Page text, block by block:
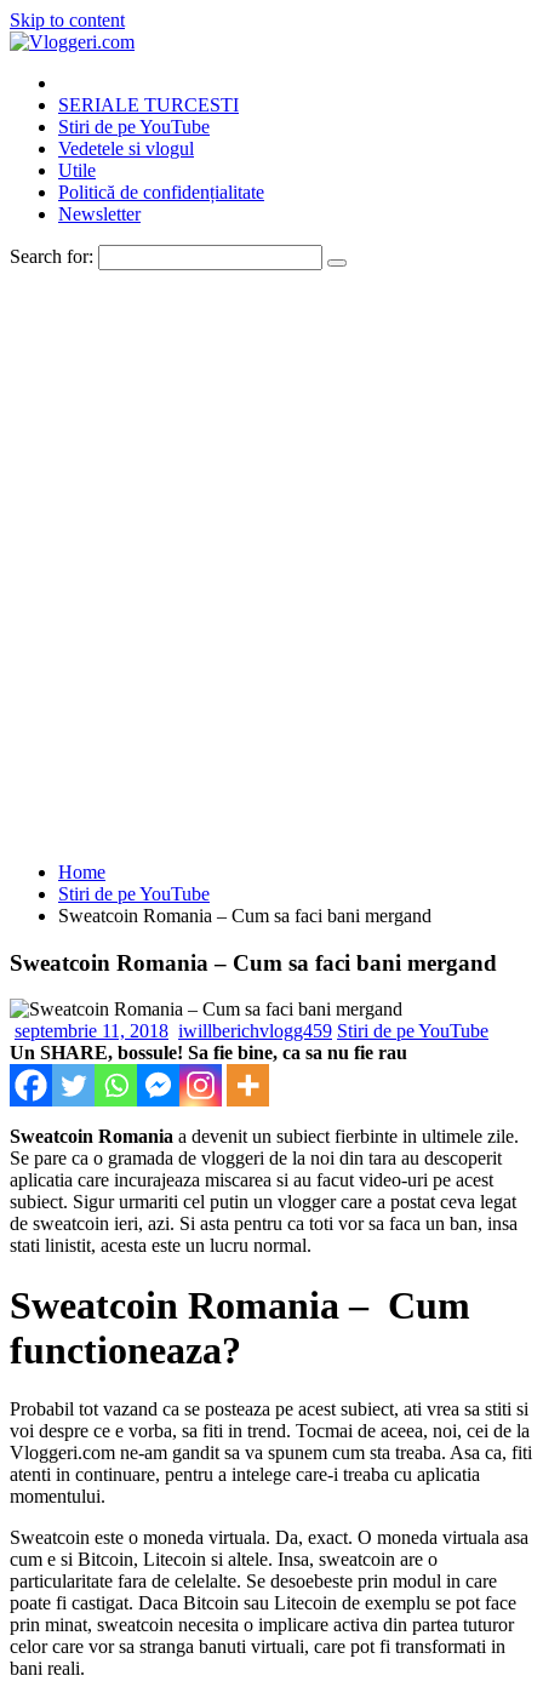
Skip to content
SERIALE TURCESTI
Stiri de pe YouTube
Vedetele si vlogul
Utile
Politică de confidențialitate
Newsletter
Search for:
Home
Stiri de pe YouTube
Sweatcoin Romania – Cum sa faci bani mergand
Sweatcoin Romania – Cum sa faci bani mergand
septembrie 11, 2018 iwillberichvlogg459 Stiri de pe YouTube
Un SHARE, bossule! Sa fie bine, ca sa nu fie rau
Sweatcoin Romania a devenit un subiect fierbinte in ultimele zile.
Se pare ca o gramada de vloggeri de la noi din tara au descoperit
aplicatia care incurajeaza miscarea si au facut video-uri pe acest
subiect. Sigur urmariti cel putin un vlogger care a postat ceva legat
de sweatcoin ieri, azi. Si asta pentru ca toti vor sa faca un ban, insa
stati linistit, acesta este un lucru normal.
Sweatcoin Romania – Cum
functioneaza?
Probabil tot vazand ca se posteaza pe acest subiect, ati vrea sa stiti si
voi despre ce e vorba, sa fiti in trend. Tocmai de aceea, noi, cei de la
Vloggeri.com ne-am gandit sa va spunem cum sta treaba. Asa ca, fiti
atenti in continuare, pentru a intelege care-i treaba cu aplicatia
momentului.
Sweatcoin este o moneda virtuala. Da, exact. O moneda virtuala asa
cum e si Bitcoin, Litecoin si altele. Insa, sweatcoin are o
particularitate fara de celelalte. Se desoebeste prin modul in care
poate fi castigat. Daca Bitcoin sau Litecoin de exemplu se pot face
prin minat, sweatcoin necesita o implicare activa din partea tuturor
celor care vor sa stranga banuti virtuali, care pot fi transformati in
bani reali.